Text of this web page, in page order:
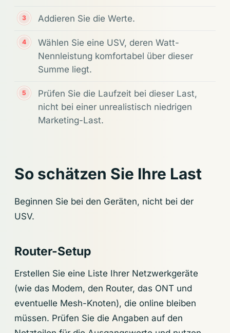
Addieren Sie die Werte.
Wählen Sie eine USV, deren Watt-
Nennleistung komfortabel über dieser
Summe liegt.
Prüfen Sie die Laufzeit bei dieser Last,
nicht bei einer unrealistisch niedrigen
Marketing-Last.
So schätzen Sie Ihre Last
Beginnen Sie bei den Geräten, nicht bei der
USV.
Router-Setup
Erstellen Sie eine Liste Ihrer Netzwerkgeräte
(wie das Modem, den Router, das ONT und
eventuelle Mesh-Knoten), die online bleiben
müssen. Prüfen Sie die Angaben auf den